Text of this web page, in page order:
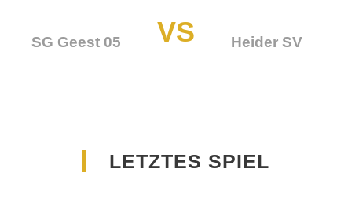
SG Geest 05 VS Heider SV
LETZTES SPIEL